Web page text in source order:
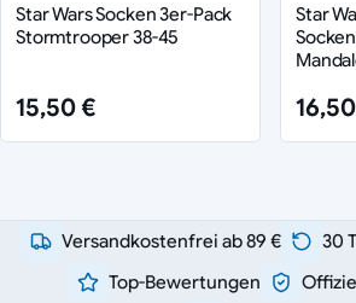
Star Wars Socken 3er-Pack
Stormtrooper 38-45
15,50 €
Star
Versandkostenfrei ab 89 €
30
Top-Bewertungen